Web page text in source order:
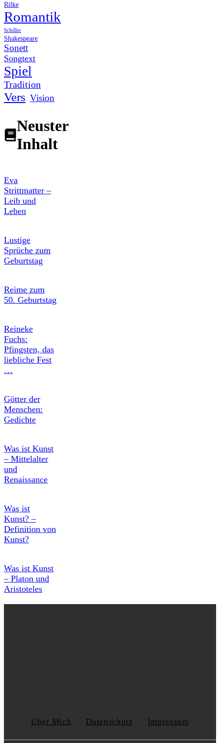
Rilke
Romantik
Schiller
Shakespeare
Sonett
Songtext
Spiel
Tradition
Vers Vision
Neuster
Inhalt
Eva
Strittmatter –
Leib und
Leben
Lustige
Sprüche zum
Geburtstag
Reime zum
50. Geburtstag
Reineke
Fuchs:
Pfingsten, das
liebliche Fest
…
Götter der
Menschen:
Gedichte
Was ist Kunst
– Mittelalter
und
Renaissance
Was ist
Kunst? –
Definition von
Kunst?
Was ist Kunst
– Platon und
Aristoteles
Über Mich Datenschutz Impressum